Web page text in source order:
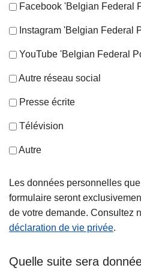
Facebook 'Belgian Federal
Instagram 'Belgian Federal
YouTube 'Belgian Federal
Autre réseau social
Presse écrite
Télévision
Autre
Les données personnelles
formulaire seront
de votre demande. Consultez
déclaration de vie privée.
Quelle suite sera